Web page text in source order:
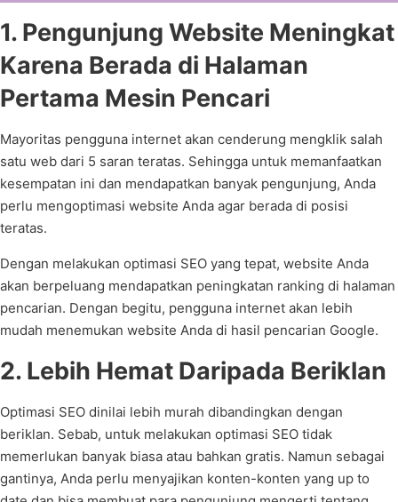
1. Pengunjung Website Meningkat
Karena Berada di Halaman
Pertama Mesin Pencari
Mayoritas pengguna internet akan cenderung mengklik salah
satu web dari 5 saran teratas. Sehingga untuk memanfaatkan
kesempatan ini dan mendapatkan banyak pengunjung, Anda
perlu mengoptimasi website Anda agar berada di posisi
teratas.
Dengan melakukan optimasi SEO yang tepat, website Anda
akan berpeluang mendapatkan peningkatan ranking di halaman
pencarian. Dengan begitu, pengguna internet akan lebih
mudah menemukan website Anda di hasil pencarian Google.
2. Lebih Hemat Daripada Beriklan
Optimasi SEO dinilai lebih murah dibandingkan dengan
beriklan. Sebab, untuk melakukan optimasi SEO tidak
memerlukan banyak biasa atau bahkan gratis. Namun sebagai
gantinya, Anda perlu menyajikan konten-konten yang up to